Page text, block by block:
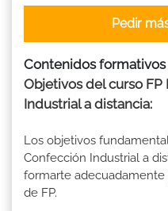
Pedir
Contenidos formativos
Objetivos del curso
Industrial a distancia:
Los objetivos
Confección Industrial a
formarte
de FP.